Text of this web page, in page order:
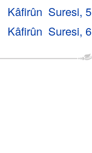
Kâfirûn Suresi,
Kâfirûn Suresi,